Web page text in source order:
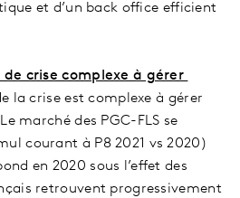
et d’un back office efficient
crise complexe à gérer
la crise est complexe à gérer
marché des PGC-FLS se
courant à P8 2021 vs 2020)
en 2020 sous l’effet des
retrouvent progressivement